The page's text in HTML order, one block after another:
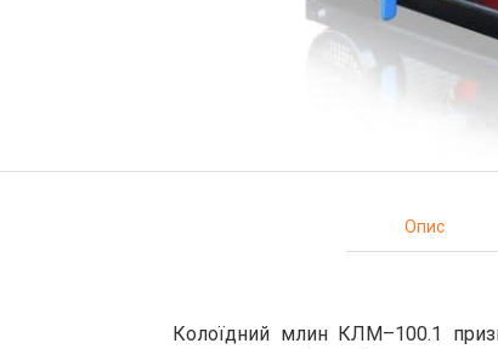
Опис
Колоїдний млин КЛМ–100.1